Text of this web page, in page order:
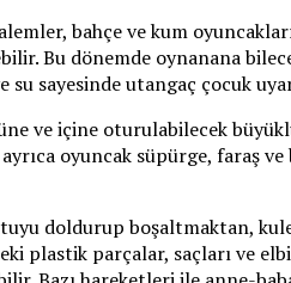
bahçe ve kum
Bu dönemde oynanana
sayesinde utangaç çocuk
ve içine oturulabilecek
oyuncak süpürge, faraş
doldurup boşaltmaktan,
plastik parçalar, saçları ve